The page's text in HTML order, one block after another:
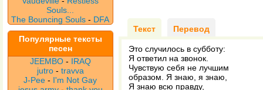
Souls...
The Bouncing Souls - DFA
Популярные тексты
песен
JEEMBO - IRAQ
jutro - travva
J-Pee - I'm Not Gay
Текст Перевод
Это случилось в субботу:
Я ответил на звонок.
Чувствую себя не лучшим
образом. Я знаю, я знаю,
Я знаю всю правду,